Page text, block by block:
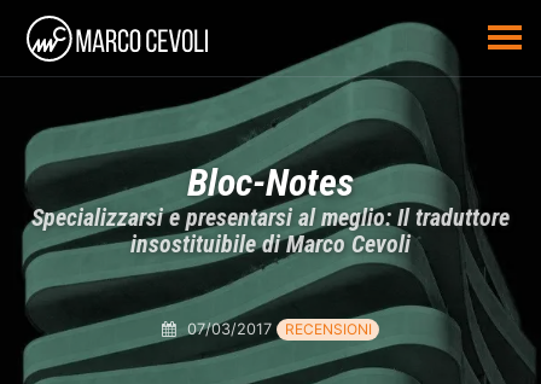
Bloc-Notes
Specializzarsi e presentarsi al meglio: Il traduttore
insostituibile di Marco Cevoli
07/03/2017 RECENSIONI